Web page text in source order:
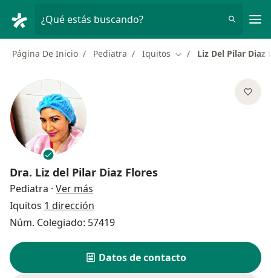
¿Qué estás buscando?
Página De Inicio Pediatra Iquitos Cambiar de ciudad
Liz Del Pilar Diaz
Dra. Liz del Pilar Diaz Flores
Pediatra · Ver más
Iquitos 1 dirección
Núm. Colegiado: 57419
Datos de contacto